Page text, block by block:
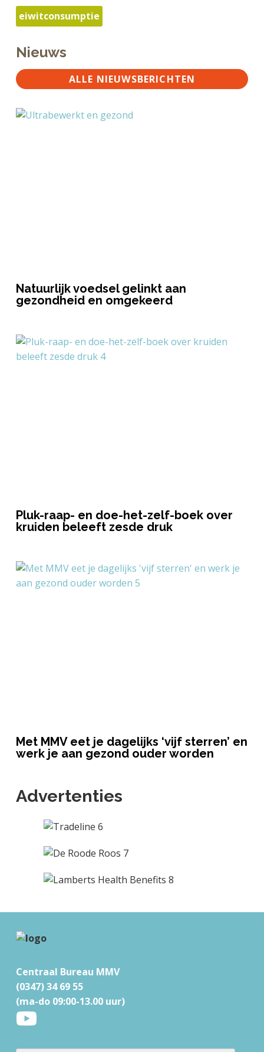
eiwitconsumptie
Nieuws
ALLE NIEUWSBERICHTEN
Natuurlijk voedsel gelinkt aan
gezondheid en omgekeerd
Pluk-raap- en doe-het-zelf-boek over
kruiden beleeft zesde druk
Met MMV eet je dagelijks ‘vijf sterren’ en
werk je aan gezond ouder worden
Advertenties
Centraal Bureau MMV
(0347) 34 69 55
(ma-do 09:00-13.00 uur)